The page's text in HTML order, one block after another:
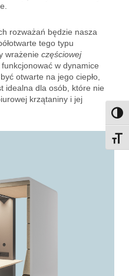
rozważań będzie nasza
tego typu
wrażenie częściowej
w dynamice
otwarte na jego ciepło,
idealna dla osób, które nie
krzątaniny i jej